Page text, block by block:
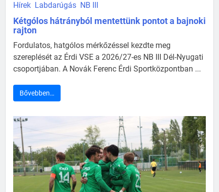
Hírek Labdarúgás NB III
Kétgólos hátrányból mentettünk pontot a bajnoki
rajton
Fordulatos, hatgólos mérkőzéssel kezdte meg
szereplését az Érdi VSE a 2026/27-es NB III Dél-Nyugati
csoportjában. A Novák Ferenc Érdi Sportközpontban ...
Bővebben…